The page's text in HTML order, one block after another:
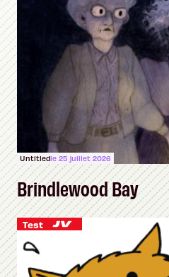
Untitledle 25 juillet 2026
Brindlewood Bay
Test